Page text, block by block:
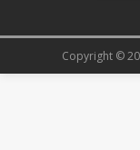
Copyright ©